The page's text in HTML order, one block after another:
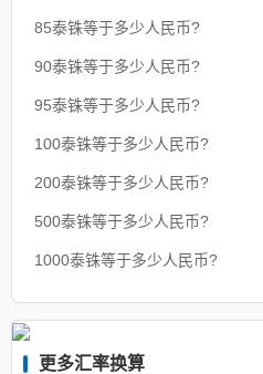
85泰铢等于多少人民币?
90泰铢等于多少人民币?
95泰铢等于多少人民币?
100泰铢等于多少人民币?
200泰铢等于多少人民币?
500泰铢等于多少人民币?
1000泰铢等于多少人民币?
更多汇率换算